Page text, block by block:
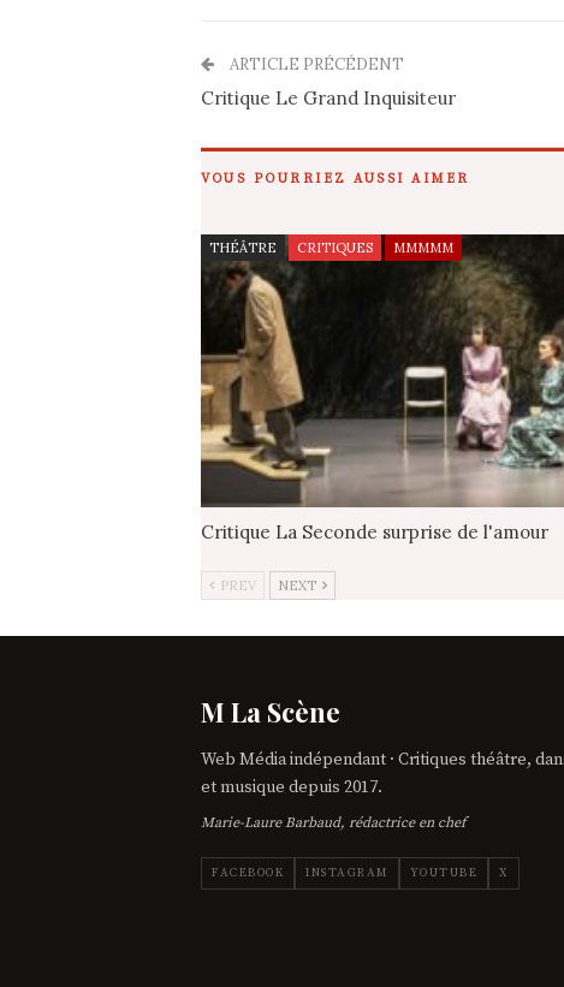
ARTICLE PRÉCÉDENT
Critique Le Grand Inquisiteur
VOUS POURRIEZ AUSSI AIMER
THÉÂTRE CRITIQUES MMMMM
Critique La Seconde surprise de l'amour
PREV NEXT
M La Scène
Web Média indépendant · Critiques théâtre,
et musique depuis 2017.
Marie-Laure Barbaud, rédactrice en chef
FACEBOOK INSTAGRAM YOUTUBE X